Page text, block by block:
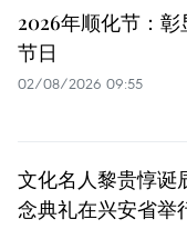
2026年顺化节：
节日
02/08/2026 09:55
文化名人黎贵惇诞
念典礼在兴安省举